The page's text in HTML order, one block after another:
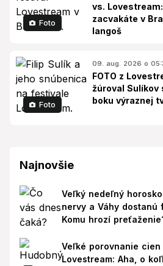
Foto
vs.
zacvakáte v
langoš
Foto
09. aug. 2026 o
FOTO z
žúroval Sulíkov
boku výraznej
Najnovšie
Veľký nedeľný
nervy a Váhy dostanú
Komu hrozí
Veľké porovnanie cien
Lovestream: Aha, o